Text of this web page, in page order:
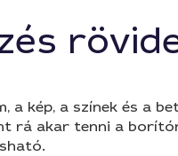
a kép, a színek és a
rá akar tenni a